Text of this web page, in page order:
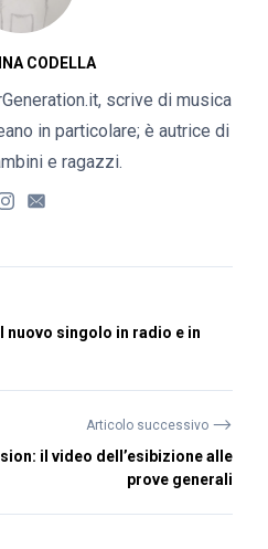
CODELLA
scrive di musica
in particolare; è autrice di
e ragazzi.
nuovo singolo in radio e in
Articolo successivo ⟶
il video dell’esibizione alle
prove generali